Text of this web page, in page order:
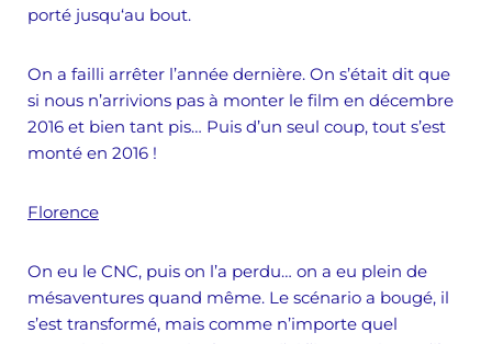
porté jusqu‘au bout.
On a failli arrêter l’année dernière. On s’était dit que
si nous n’arrivions pas à monter le film en décembre
2016 et bien tant pis… Puis d’un seul coup, tout s’est
monté en 2016 !
Florence
On eu le CNC, puis on l’a perdu… on a eu plein de
mésaventures quand même. Le scénario a bougé, il
s’est transformé, mais comme n’importe quel